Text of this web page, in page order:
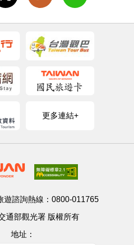
更多連結+
諮詢熱線： 0800-011765
通部觀光署 版權所有
地址：